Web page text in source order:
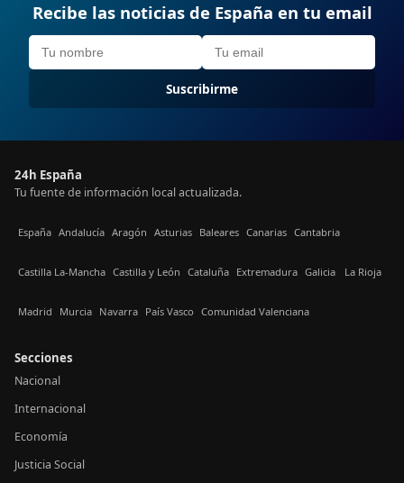
Recibe las noticias de España en tu email
Suscribirme
24h España
Tu fuente de información local actualizada.
España Andalucía Aragón Asturias Baleares Canarias Cantabria
Castilla La-Mancha Castilla y León Cataluña Extremadura Galicia La Rioja
Madrid Murcia Navarra País Vasco Comunidad Valenciana
Secciones
Nacional
Internacional
Economía
Justicia Social